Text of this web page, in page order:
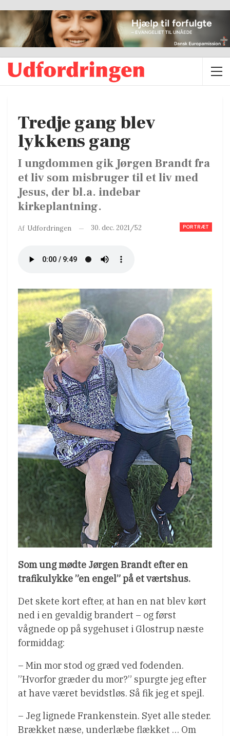
Tredje gang blev
lykkens gang
I ungdommen gik Jørgen Brandt fra
et liv som misbruger til et liv med
Jesus, der bl.a. indebar
kirkeplantning.
PORTRÆT
Af Udfordringen 30. dec. 2021/52
Som ung mødte Jørgen Brandt efter en
trafikulykke ”en engel” på et værtshus.
Det skete kort efter, at han en nat blev kørt
ned i en gevaldig brandert – og først
vågnede op på sygehuset i Glostrup næste
formiddag:
– Min mor stod og græd ved fodenden.
”Hvorfor græder du mor?” spurgte jeg efter
at have været bevidstløs. Så fik jeg et spejl.
– Jeg lignede Frankenstein. Syet alle steder.
Brækket næse, underlæbe flækket … Om